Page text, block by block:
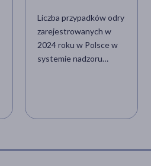
Liczba przypadków odry
zarejestrowanych w
2024 roku w Polsce w
systemie nadzoru
Instytut Zdrowia